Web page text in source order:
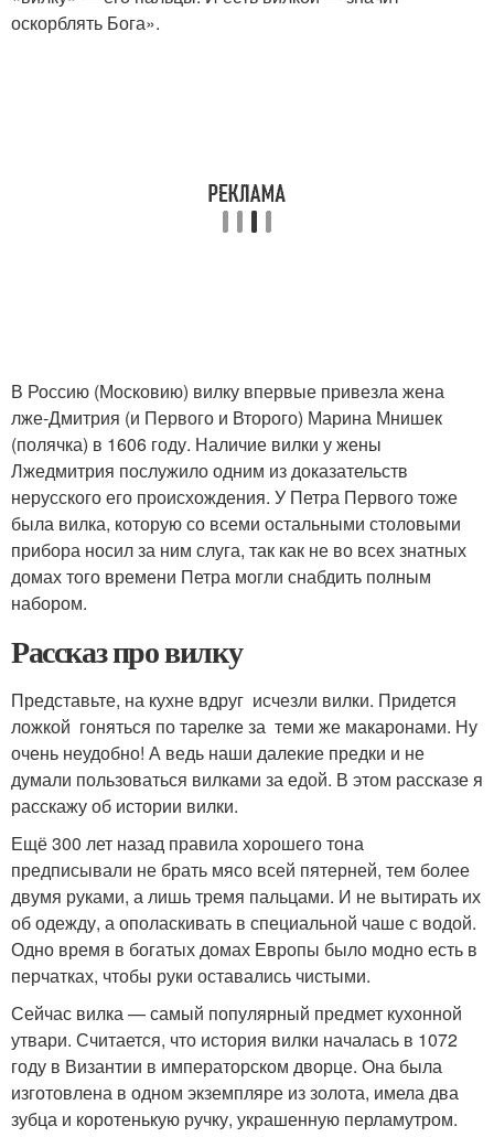
оскорблять Бога».
В Россию (Московию) вилку впервые привезла жена
лже-Дмитрия (и Первого и Второго) Марина Мнишек
(полячка) в 1606 году. Наличие вилки у жены
Лжедмитрия послужило одним из доказательств
нерусского его происхождения. У Петра Первого тоже
была вилка, которую со всеми остальными столовыми
прибора носил за ним слуга, так как не во всех знатных
домах того времени Петра могли снабдить полным
набором.
Рассказ про вилку
Представьте, на кухне вдруг исчезли вилки. Придется
ложкой гоняться по тарелке за теми же макаронами. Ну
очень неудобно! А ведь наши далекие предки и не
думали пользоваться вилками за едой. В этом рассказе я
расскажу об истории вилки.
Ещё 300 лет назад правила хорошего тона
предписывали не брать мясо всей пятерней, тем более
двумя руками, а лишь тремя пальцами. И не вытирать их
об одежду, а ополаскивать в специальной чаше с водой.
Одно время в богатых домах Европы было модно есть в
перчатках, чтобы руки оставались чистыми.
Сейчас вилка — самый популярный предмет кухонной
утвари. Считается, что история вилки началась в 1072
году в Византии в императорском дворце. Она была
изготовлена в одном экземпляре из золота, имела два
зубца и коротенькую ручку, украшенную перламутром.